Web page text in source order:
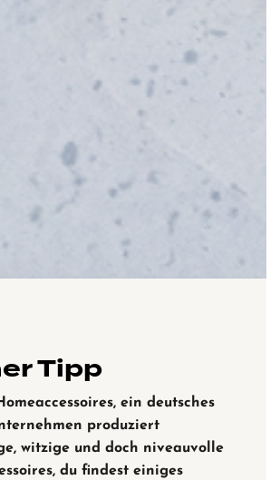
Tipp
ein deutsches
produziert
witzige und doch niveauvolle
du findest einiges